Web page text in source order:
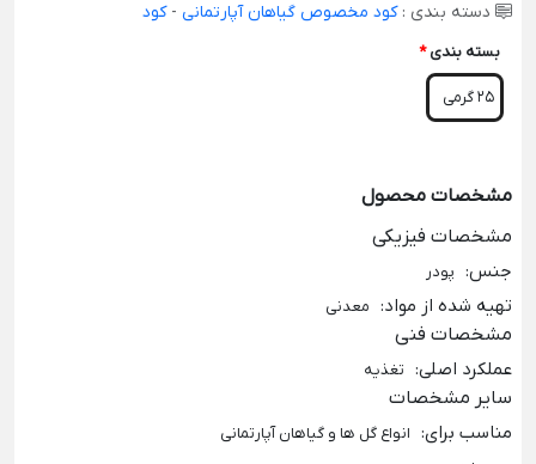
دسته بندی :کود مخصوص گیاهان آپارتمانی -کود
بسته بندی *
25 گرمی
مشخصات محصول
مشخصات فیزیکی
جنس: پودر
تهیه شده از مواد: معدنی
مشخصات فنی
عملکرد اصلی: تغذیه
سایر مشخصات
مناسب برای: انواع گل ها و گیاهان آپارتمانی